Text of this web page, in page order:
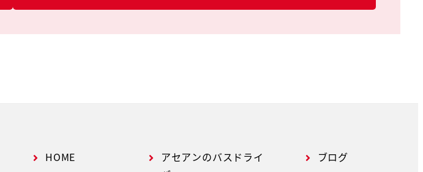
HOME
アセアンのバスドライ
ブログ